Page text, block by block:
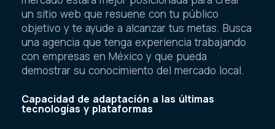
un sitio web que resuene con tu público
objetivo y te ayude a alcanzar tus metas. Busca
una agencia que tenga experiencia trabajando
con empresas en México y que pueda
demostrar su conocimiento del mercado local.
Capacidad de adaptación a las últimas
tecnologías y plataformas